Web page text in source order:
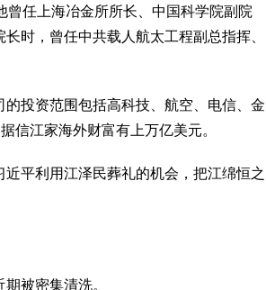
任上海冶金所所长、中国科学院副院
时，曾任中共载人航太工程副总指挥、
投资范围包括高科技、航空、电信、金
信江家海外财富有上万亿美元。
平利用江泽民葬礼的机会，把江绵恒之
被密集清洗。